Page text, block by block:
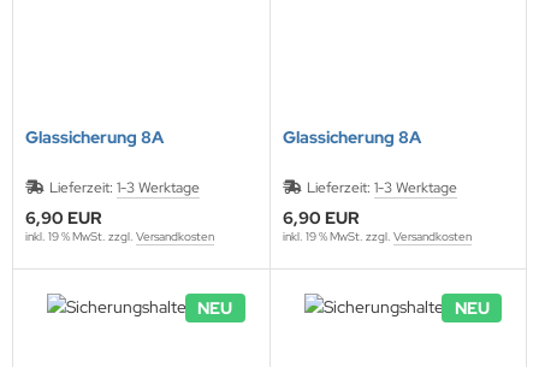
Glassicherung 8A
Lieferzeit: 1-3 Werktage
6,90 EUR
inkl. 19 % MwSt. zzgl. Versandkosten
Glassicherung 8A
Lieferzeit: 1-3 Werktage
6,90 EUR
inkl. 19 % MwSt. zzgl. Versandkosten
NEU NEU